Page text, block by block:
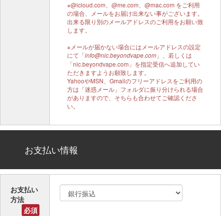
※@icloud.com、@me.com、@mac.com をご利用
の場合、メールをお届け出来ない事がございます。
出来る限り別のメールアドレスのご利用をお願い致
します。
※メールが届かない場合にはメールアドレスの設定
にて「info@nic.beyondvape.com 」、若しくは
「nic.beyondvape.com」を指定受信へ追加してい
ただきますようお願致します。
YahooやMSN、Gmailのフリーアドレスをご利用の
方は「迷惑メール」フォルダに振り分けられる場合
がありますので、そちらも合わせてご確認くださ
い。
お支払い情報
お支払い
方法
必須